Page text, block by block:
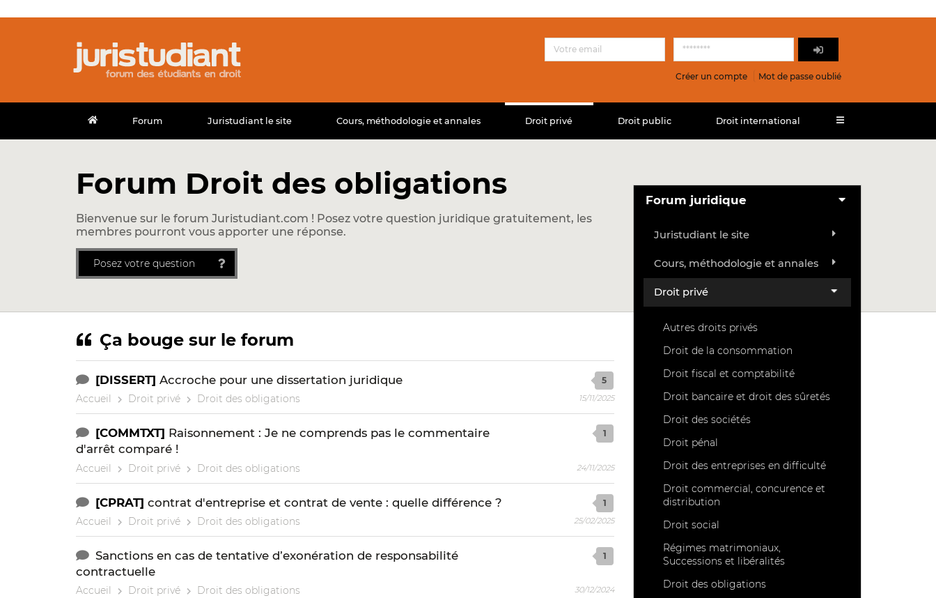
Créer un compte Mot de passe oublié
Forum Juristudiant le site Cours, méthodologie et annales Droit privé Droit public Droit international
Forum Droit des obligations
Bienvenue sur le forum Juristudiant.com ! Posez votre question juridique gratuitement, les
membres pourront vous apporter une réponse.
Posez votre question
Ça bouge sur le forum
[DISSERT] Accroche pour une dissertation juridique
Accueil Droit privé Droit des obligations
5
15/11/2025
[COMMTXT] Raisonnement : Je ne comprends pas le commentaire
d'arrêt comparé !
Accueil Droit privé Droit des obligations
1
24/11/2025
[CPRAT] contrat d'entreprise et contrat de vente : quelle différence ?
Accueil Droit privé Droit des obligations
1
25/02/2025
Sanctions en cas de tentative d’exonération de responsabilité
contractuelle
Accueil Droit privé Droit des obligations
1
30/12/2024
Forum juridique
Juristudiant le site
Cours, méthodologie et annales
Droit privé
Autres droits privés
Droit de la consommation
Droit fiscal et comptabilité
Droit bancaire et droit des sûretés
Droit des sociétés
Droit pénal
Droit des entreprises en difficulté
Droit commercial, concurence et
distribution
Droit social
Régimes matrimoniaux,
Successions et libéralités
Droit des obligations